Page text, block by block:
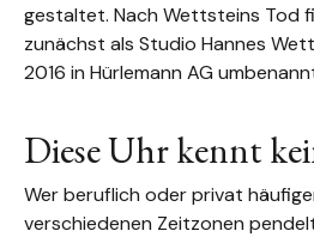
gestaltet. Nach Wettsteins Tod
zunächst als Studio Hannes
2016 in Hürlemann AG
Diese Uhr kennt
Wer beruflich oder privat
verschiedenen Zeitzonen